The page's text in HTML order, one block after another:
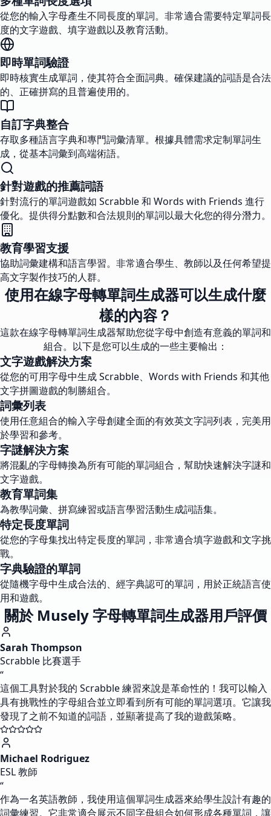
從您的輸入字母產生不同長度的單詞。非常適合需要特定單詞長
度的文字遊戲、填字遊戲以及教育活動。
即時單詞驗證
即時核實生成單詞，使其符合全面詞典。確保建議的詞語是合法
的、正確拼寫的且普遍使用的。
自訂字典整合
存取多種語言字典和專門詞彙清單。根據具體需求定制單詞生
成，從基本詞彙到高端術語。
針對遊戲的推薦詞語
針對流行的單詞遊戲如 Scrabble 和 Words with Friends 進行
優化。提供得分點數和合法規則的單詞以最大化您的得分潛力。
教育學習支援
協助詞彙建構和語言學習。非常適合學生、教師以及任何希望提
高文字製作技巧的人群。
使用在線字母轉單詞生成器可以生成什麼
樣的內容？
這款在線字母轉單詞生成器幫助您從字母中創造有意義的單詞和
組合。以下是您可以生成的一些主要輸出：
文字遊戲解決方案
從您的可用字母中生成 Scrabble、Words with Friends 和其他
文字拼圖遊戲的制勝組合。
詞彙列表
使用任意組合的輸入字母創建全面的有效英文字詞列表，完美用
於學習和參考。
字謎解決方案
將混亂的字母轉換為所有可能的單詞組合，幫助快速解決字謎和
文字遊戲。
教育單詞集
為教學詞彙、拼寫練習或語言學習活動生成詞語集。
特定長度單詞
從您的字母集找出特定長度的單詞，非常適合填字遊戲和文字挑
戰。
字典驗證的單詞
從隨機字母中生成合法的、經字典認可的單詞，用於正統語言使
用和遊戲。
關於 Musely 字母轉單詞生成器用戶評價
Sarah Thompson
Scrabble 比賽選手
“
這個工具對於我的 Scrabble 練習來說是革命性的！我可以輸入
具有挑戰性的字母組合並立即看到所有可能的單詞選項。它讓我
發現了之前不知道的詞語，並顯著提高了我的遊戲策略。
Michael Rodriguez
ESL 教師
“
作為一名英語教師，我使用這個單詞生成器來給學生設計有趣的
詞彙練習。它非常適合展示不同字母組合如何形成各種單詞，讓